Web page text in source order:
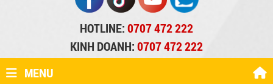
HOTLINE:0707 472 222
KINH DOANH:0707 472 222
MENU